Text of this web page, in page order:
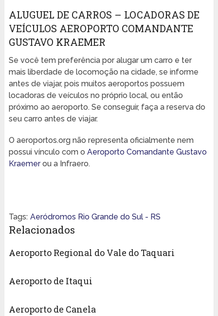
ALUGUEL DE CARROS – LOCADORAS DE
VEÍCULOS AEROPORTO COMANDANTE
GUSTAVO KRAEMER
Se você tem preferência por alugar um carro e ter
mais liberdade de locomoção na cidade, se informe
antes de viajar, pois muitos aeroportos possuem
locadoras de veículos no próprio local, ou então
próximo ao aeroporto. Se conseguir, faça a reserva do
seu carro antes de viajar.
O aeroportos.org não representa oficialmente nem
possui vínculo com o Aeroporto Comandante Gustavo
Kraemerou a Infraero.
Tags: Aeródromos Rio Grande do Sul - RS
Relacionados
Aeroporto Regional do Vale do Taquari
Aeroporto de Itaqui
Aeroporto de Canela